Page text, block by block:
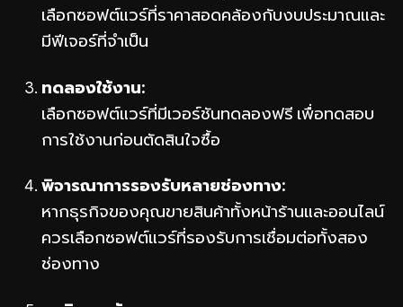
เลือกซอฟต์แวร์ที่ราคาสอดคล้องกับงบประมาณและ
มีฟีเจอร์ที่จำเป็น
ทดลองใช้งาน:
เลือกซอฟต์แวร์ที่มีเวอร์ชันทดลองฟรี เพื่อทดสอบ
การใช้งานก่อนตัดสินใจซื้อ
พิจารณาการรองรับหลายช่องทาง:
หากธุรกิจของคุณขายสินค้าทั้งหน้าร้านและออนไลน์
ควรเลือกซอฟต์แวร์ที่รองรับการเชื่อมต่อทั้งสอง
ช่องทาง